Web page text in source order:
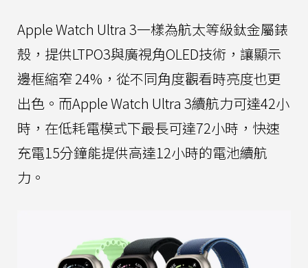
Apple Watch Ultra 3一樣為航太等級鈦金屬錶
殼，提供LTPO3與廣視角OLED技術，讓顯示
邊框縮窄 24%，從不同角度觀看時亮度也更
出色。而Apple Watch Ultra 3續航力可達42小
時，在低耗電模式下最長可達72小時，快速
充電15分鐘能提供高達12小時的電池續航
力。